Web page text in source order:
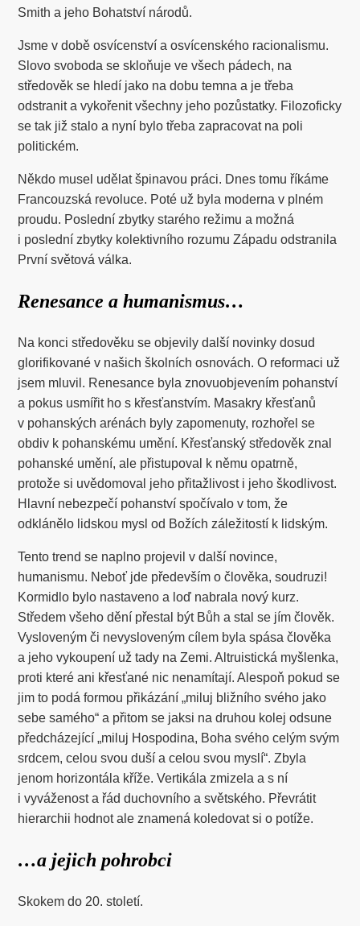
Smith a jeho Bohatství národů.
Jsme v době osvícenství a osvícenského racionalismu.
Slovo svoboda se skloňuje ve všech pádech, na
středověk se hledí jako na dobu temna a je třeba
odstranit a vykořenit všechny jeho pozůstatky. Filozoficky
se tak již stalo a nyní bylo třeba zapracovat na poli
politickém.
Někdo musel udělat špinavou práci. Dnes tomu říkáme
Francouzská revoluce. Poté už byla moderna v plném
proudu. Poslední zbytky starého režimu a možná
i poslední zbytky kolektivního rozumu Západu odstranila
První světová válka.
Renesance a humanismus…
Na konci středověku se objevily další novinky dosud
glorifikované v našich školních osnovách. O reformaci už
jsem mluvil. Renesance byla znovuobjevením pohanství
a pokus usmířit ho s křesťanstvím. Masakry křesťanů
v pohanských arénách byly zapomenuty, rozhořel se
obdiv k pohanskému umění. Křesťanský středověk znal
pohanské umění, ale přistupoval k němu opatrně,
protože si uvědomoval jeho přitažlivost i jeho škodlivost.
Hlavní nebezpečí pohanství spočívalo v tom, že
odklánělo lidskou mysl od Božích záležitostí k lidským.
Tento trend se naplno projevil v další novince,
humanismu. Neboť jde především o člověka, soudruzi!
Kormidlo bylo nastaveno a loď nabrala nový kurz.
Středem všeho dění přestal být Bůh a stal se jím člověk.
Vysloveným či nevysloveným cílem byla spása člověka
a jeho vykoupení už tady na Zemi. Altruistická myšlenka,
proti které ani křesťané nic nenamítají. Alespoň pokud se
jim to podá formou přikázání „miluj bližního svého jako
sebe samého“ a přitom se jaksi na druhou kolej odsune
předcházející „miluj Hospodina, Boha svého celým svým
srdcem, celou svou duší a celou svou myslí“. Zbyla
jenom horizontála kříže. Vertikála zmizela a s ní
i vyváženost a řád duchovního a světského. Převrátit
hierarchii hodnot ale znamená koledovat si o potíže.
…a jejich pohrobci
Skokem do 20. století.